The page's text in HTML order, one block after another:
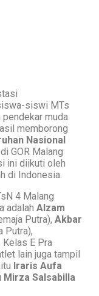
siswi MTs
muda
memborong
Nasional
GOR Malang
ini diikuti oleh
di Indonesia.
4 Malang
adalah Alzam
Putra), Akbar
Putra),
Kelas E Pra
lain juga tampil
Iraris Aufa
Mirza Salsabilla